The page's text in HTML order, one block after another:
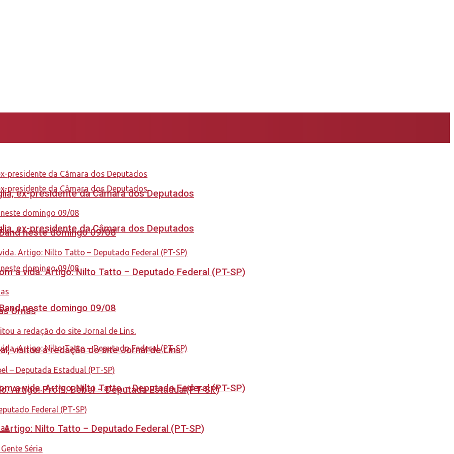
ex-presidente da Câmara dos Deputados
neste domingo 09/08
a vida. Artigo: Nilto Tatto – Deputado Federal (PT-SP)
ex-presidente da Câmara dos Deputados
neste domingo 09/08
a vida. Artigo: Nilto Tatto – Deputado Federal (PT-SP)
Urnas
visitou a redação do site Jornal de Lins.
Artigo: Profª. Bebel – Deputada Estadual(PT-SP)
Nilto Tatto – Deputado Federal (PT-SP)